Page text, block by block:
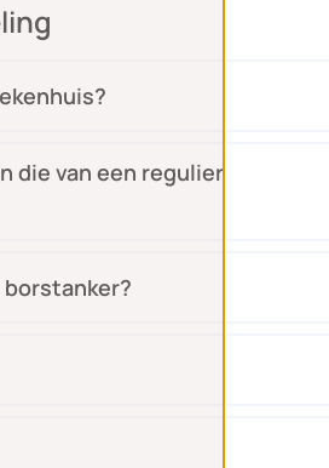
die van een regulier